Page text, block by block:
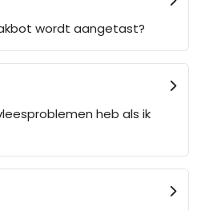
wordt aangetast?
heb als ik